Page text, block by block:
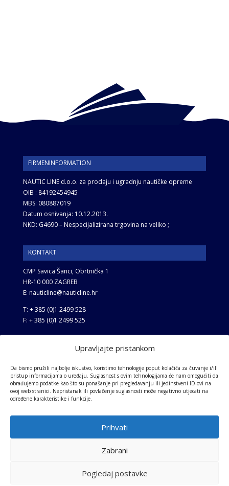
Upravljajte pristankom
Da bismo pružili najbolje iskustvo, koristimo tehnologije poput kolačića za čuvanje i/ili
pristup informacijama o uređaju. Suglasnost s ovim tehnologijama će nam omogućiti da
obrađujemo podatke kao što su ponašanje pri pregledavanju ili jedinstveni ID-ovi na
ovoj web stranici. Nepristanak ili povlačenje suglasnosti može negativno utjecati na
određene karakteristike i funkcije.
Prihvati
Zabrani
Pogledaj postavke
FIRMENINFORMATION
NAUTIC LINE d.o.o. za prodaju i ugradnju nautičke opreme
OIB : 84192454945
MBS: 080887019
Datum osnivanja: 10.12.2013.
NKD: G4690 – Nespecijalizirana trgovina na veliko ;
KONTAKT
CMP Savica Šanci, Obrtnička 1
HR-10 000 ZAGREB
E: nauticline@nauticline.hr
T: + 385 (0)1 2499 528
F: + 385 (0)1 2499 525
GESCHÄFTSBEDINGUNGEN
Allgemeine Bedingungen
Datenschutz-Bestimmungen
Copyright © 2026 NAUTIC LINE d.o.o.